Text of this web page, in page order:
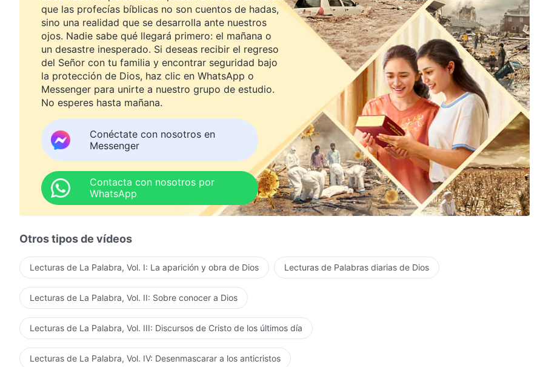
que las profecías bíblicas no son cuentos de hadas,
sino una realidad que se desarrolla ante nuestros
ojos. Nadie sabe qué llegará primero: el mañana o
un desastre inesperado. Si deseas recibir el regreso
del Señor con tu familia y encontrar seguridad bajo
la protección de Dios, haz clic en WhatsApp o
Messenger para unirte a nuestro grupo de estudio.
No esperes hasta mañana.
Conéctate con nosotros en
Messenger
Contacta con nosotros por
WhatsApp
Otros tipos de vídeos
Lecturas de La Palabra, Vol. I: La aparición y obra de Dios Lecturas de Palabras diarias de Dios
Lecturas de La Palabra, Vol. II: Sobre conocer a Dios
Lecturas de La Palabra, Vol. III: Discursos de Cristo de los últimos día
Lecturas de La Palabra, Vol. IV: Desenmascarar a los anticristos